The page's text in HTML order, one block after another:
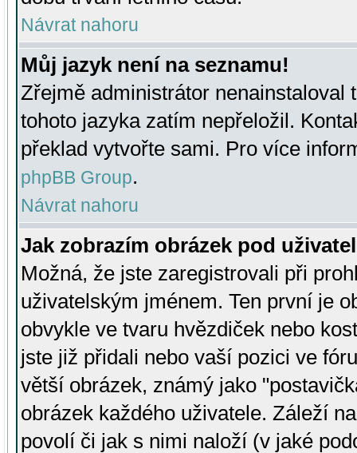
Návrat nahoru
Můj jazyk není na seznamu!
Zřejmě administrátor nenainstaloval
tohoto jazyka zatím nepřeložil.
překlad vytvořte sami. Pro více
phpBB Group.
Návrat nahoru
Jak zobrazím obrázek pod
Možná, že jste zaregistrovali při
uživatelským jménem. Ten první je
obvykle ve tvaru hvězdiček nebo
jste již přidali nebo vaší pozici ve
větší obrázek, známý jako
obrázek každého uživatele. Záleží
povolí či jak s nimi naloží (v jaké